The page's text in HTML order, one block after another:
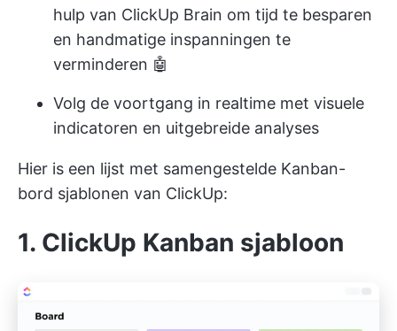
hulp van ClickUp Brain om tijd te besparen
en handmatige inspanningen te
verminderen 🤖
Volg de voortgang in realtime met visuele
indicatoren en uitgebreide analyses
Hier is een lijst met samengestelde Kanban-
bord sjablonen van ClickUp:
1. ClickUp Kanban sjabloon